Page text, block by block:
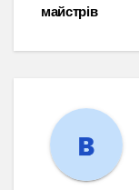
майстрів